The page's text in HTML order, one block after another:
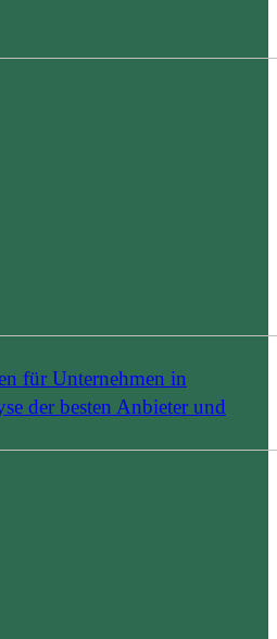
für Unternehmen in
der besten Anbieter und